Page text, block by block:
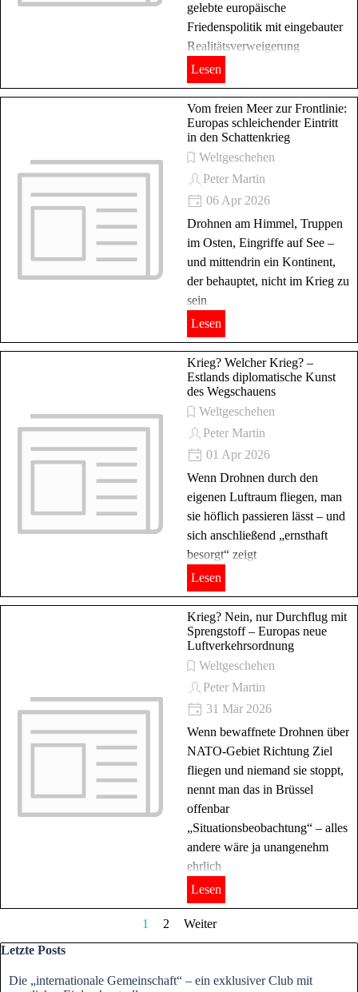
gelebte europäische
Friedenspolitik mit eingebauter
Realitätsverweigerung
Lesen
Vom freien Meer zur Frontlinie:
Europas schleichender Eintritt
in den Schattenkrieg
Weltgeschehen
Peter Martin
06 Apr 2026
Drohnen am Himmel, Truppen
im Osten, Eingriffe auf See –
und mittendrin ein Kontinent,
der behauptet, nicht im Krieg zu
sein
Lesen
Krieg? Welcher Krieg? –
Estlands diplomatische Kunst
des Wegschauens
Weltgeschehen
Peter Martin
01 Apr 2026
Wenn Drohnen durch den
eigenen Luftraum fliegen, man
sie höflich passieren lässt – und
sich anschließend „ernsthaft
besorgt“ zeigt
Lesen
Krieg? Nein, nur Durchflug mit
Sprengstoff – Europas neue
Luftverkehrsordnung
Weltgeschehen
Peter Martin
31 Mär 2026
Wenn bewaffnete Drohnen über
NATO-Gebiet Richtung Ziel
fliegen und niemand sie stoppt,
nennt man das in Brüssel
offenbar
„Situationsbeobachtung“ – alles
andere wäre ja unangenehm
ehrlich
Lesen
Aktuelle Seite:
1 Gehen Sie zu Seite:
2
Weiter
Block überspringen Letzte Posts
Letzte Posts
Die „internationale Gemeinschaft“ – ein exklusiver Club mit